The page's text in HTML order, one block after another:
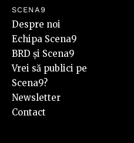
SCENA9
Despre noi
Echipa Scena9
BRD și Scena9
Vrei să publici pe
Scena9?
Newsletter
Contact